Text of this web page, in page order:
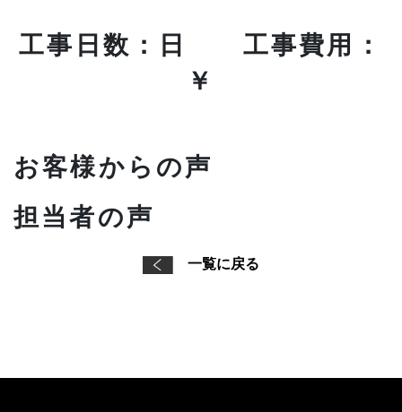
工事日数：日 工事費用：
￥
お客様からの声
担当者の声
一覧に戻る